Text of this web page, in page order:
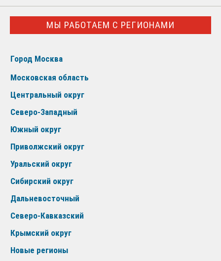
МЫ РАБОТАЕМ С РЕГИОНАМИ
Город Москва
Московская область
Центральный округ
Северо-Западный
Южный округ
Приволжский округ
Уральский округ
Сибирский округ
Дальневосточный
Северо-Кавказский
Крымский округ
Новые регионы